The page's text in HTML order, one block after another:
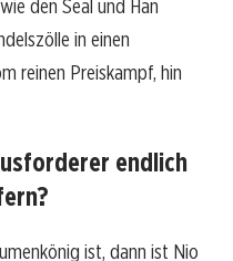
den Seal und Han
in einen
reinen Preiskampf, hin
endlich
ist, dann ist Nio